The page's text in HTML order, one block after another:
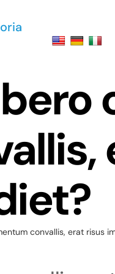
convallis, erat risus